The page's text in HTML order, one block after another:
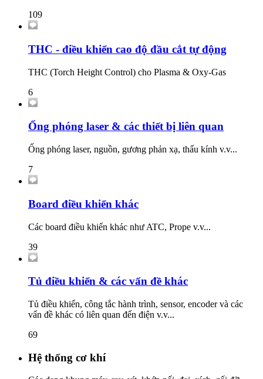
109
THC - điều khiển cao độ đầu cắt tự động
THC (Torch Height Control) cho Plasma & Oxy-Gas
6
Ống phóng laser & các thiết bị liên quan
Ống phóng laser, nguồn, gương phản xạ, thấu kính v.v...
7
Board điều khiển khác
Các board điều khiển khác như ATC, Prope v.v...
39
Tủ điều khiển & các vấn đề khác
Tủ điều khiển, công tắc hành trình, sensor, encoder và các
vấn đề khác có liên quan đến điện v.v...
69
Hệ thống cơ khí